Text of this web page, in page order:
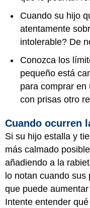
Cuando su hijo
atentamente
intolerable? De
Conozca los
pequeño está
para comprar en
con prisas otro
Cuando ocurren
Si su hijo estalla y
más calmado
añadiendo a la
lo notan cuando
que puede
Intente entender